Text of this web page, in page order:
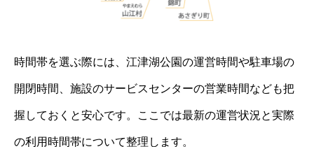
時間帯を選ぶ際には、江津湖公園の運営時間や駐車場の
開閉時間、施設のサービスセンターの営業時間なども把
握しておくと安心です。ここでは最新の運営状況と実際
の利用時間帯について整理します。